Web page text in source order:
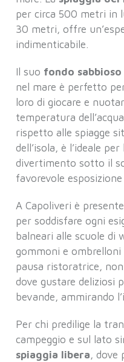
per circa 500 metri in
30 metri, offre
indimenticabile.
Il suo fondo sabbioso
nel mare è perfetto
loro di giocare e
temperatura
rispetto alle spiagge
dell’isola, è l’ideale
divertimento sotto il
favorevole esposizione
A Capoliveri è
per soddisfare ogni
balneari alle scuole di
gommoni e
pausa ristoratrice,
dove gustare deliziosi
bevande, ammirando
Per chi predilige la
campeggio e sul lato
spiaggia libera, dove